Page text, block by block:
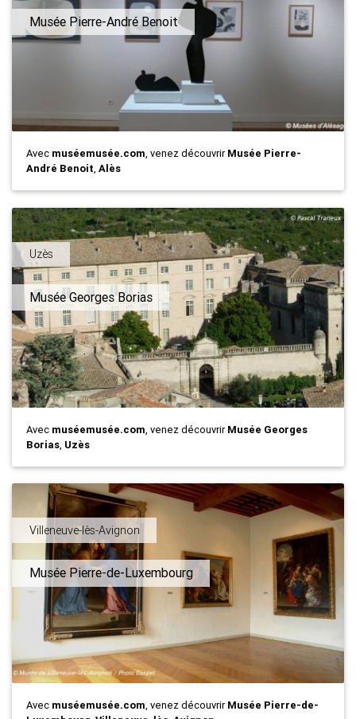
Musée Pierre-André Benoit
Avec muséemusée.com, venez découvrirMusée Pierre-
André Benoit, Alès
Uzès
Musée Georges Borias
Avec muséemusée.com, venez découvrirMusée Georges
Borias, Uzès
Villeneuve-lès-Avignon
Musée Pierre-de-Luxembourg
Avec muséemusée.com, venez découvrirMusée Pierre-de-